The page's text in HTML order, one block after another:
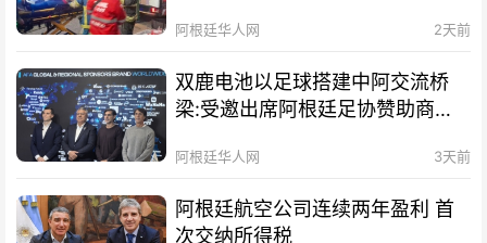
阿根廷华人网 2天前
双鹿电池以足球搭建中阿交流桥
梁:受邀出席阿根廷足协赞助商招
阿根廷华人网 3天前
阿根廷航空公司连续两年盈利 首
次交纳所得税